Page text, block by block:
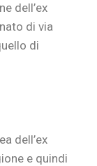
dell’ex
di via
di
dell’ex
e quindi